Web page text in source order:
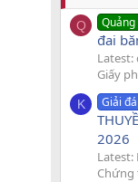
Q Quảng
đai
Latest:
Giấy
K Giải
2026
Latest:
Chứng